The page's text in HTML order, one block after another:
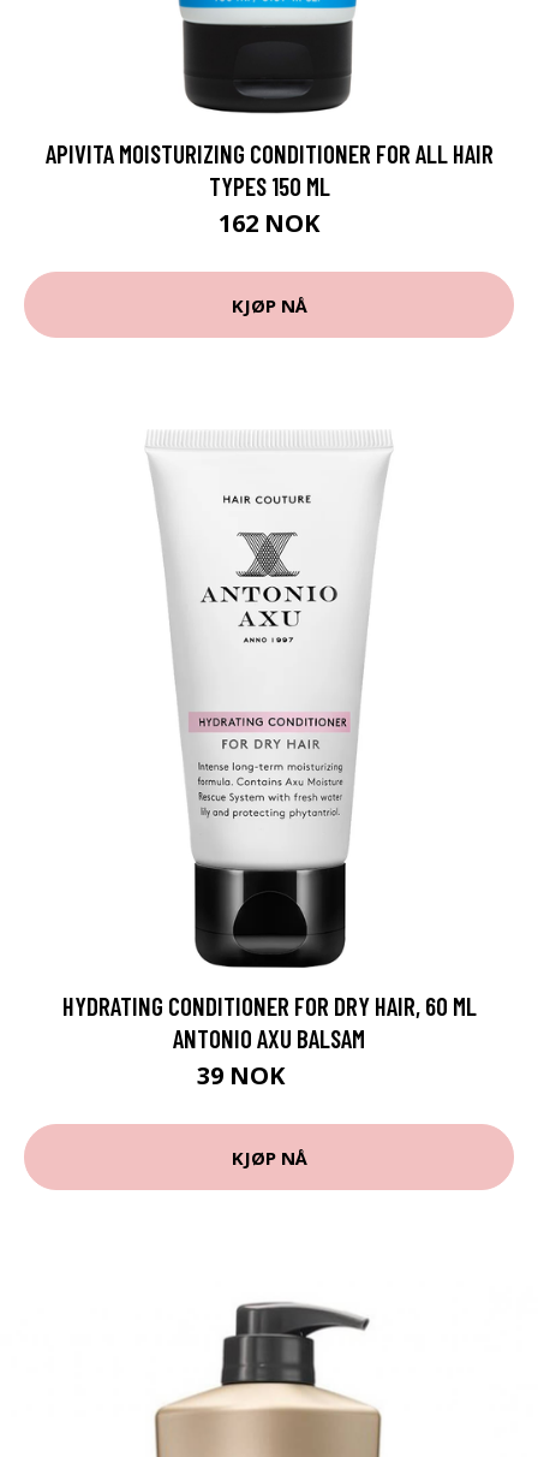
APIVITA MOISTURIZING CONDITIONER FOR ALL HAIR
TYPES 150 ML
162 NOK
KJØP NÅ
HYDRATING CONDITIONER FOR DRY HAIR, 60 ML
ANTONIO AXU BALSAM
39 NOK
KJØP NÅ